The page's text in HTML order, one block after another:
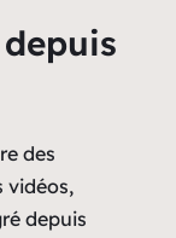
des
vidéos,
depuis